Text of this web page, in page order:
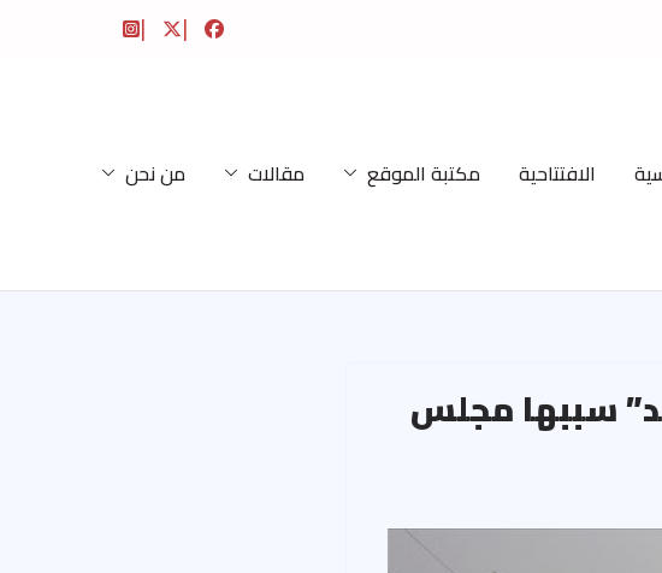
الافتتاحية مكتبة الموقع مقالات من نحن
سببها مجلس